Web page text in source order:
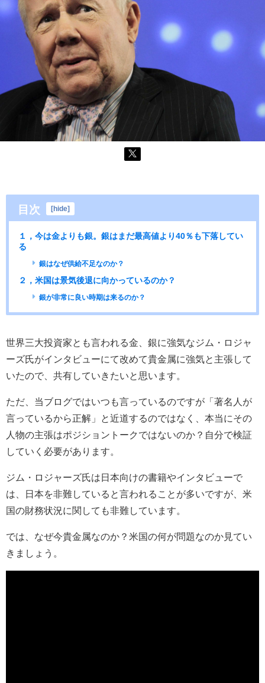
目次 [hide]
１，今は金よりも銀。銀はまだ最高値より40％も下落してい
る
銀はなぜ供給不足なのか？
２，米国は景気後退に向かっているのか？
銀が非常に良い時期は来るのか？
世界三大投資家とも言われる金、銀に強気なジム・ロジャ
ーズ氏がインタビューにて改めて貴金属に強気と主張して
いたので、共有していきたいと思います。
ただ、当ブログではいつも言っているのですが「著名人が
言っているから正解」と近道するのではなく、本当にその
人物の主張はポジショントークではないのか？自分で検証
していく必要があります。
ジム・ロジャーズ氏は日本向けの書籍やインタビューで
は、日本を非難していると言われることが多いですが、米
国の財務状況に関しても非難しています。
では、なぜ今貴金属なのか？米国の何が問題なのか見てい
きましょう。